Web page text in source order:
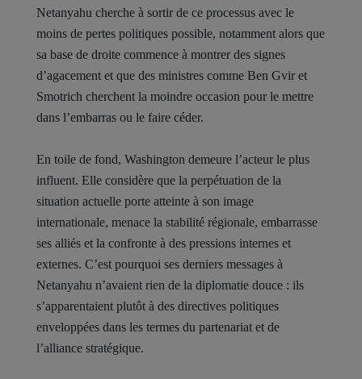
Netanyahu cherche à sortir de ce processus avec le
moins de pertes politiques possible, notamment alors que
sa base de droite commence à montrer des signes
d’agacement et que des ministres comme Ben Gvir et
Smotrich cherchent la moindre occasion pour le mettre
dans l’embarras ou le faire céder.
En toile de fond, Washington demeure l’acteur le plus
influent. Elle considère que la perpétuation de la
situation actuelle porte atteinte à son image
internationale, menace la stabilité régionale, embarrasse
ses alliés et la confronte à des pressions internes et
externes. C’est pourquoi ses derniers messages à
Netanyahu n’avaient rien de la diplomatie douce : ils
s’apparentaient plutôt à des directives politiques
enveloppées dans les termes du partenariat et de
l’alliance stratégique.